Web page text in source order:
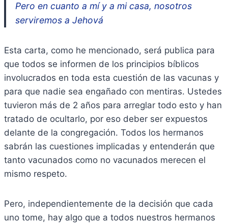
Pero en cuanto a mí y a mi casa, nosotros
serviremos a Jehová
Esta carta, como he mencionado, será publica para
que todos se informen de los principios bíblicos
involucrados en toda esta cuestión de las vacunas y
para que nadie sea engañado con mentiras. Ustedes
tuvieron más de 2 años para arreglar todo esto y han
tratado de ocultarlo, por eso deber ser expuestos
delante de la congregación. Todos los hermanos
sabrán las cuestiones implicadas y entenderán que
tanto vacunados como no vacunados merecen el
mismo respeto.
Pero, independientemente de la decisión que cada
uno tome, hay algo que a todos nuestros hermanos